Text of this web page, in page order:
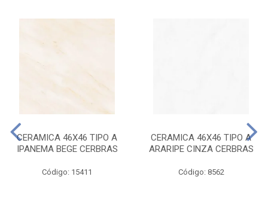
CERAMICA 46X46 TIPO A
IPANEMA BEGE CERBRAS
Código: 15411
CERAMICA 46X46 TIPO A
ARARIPE CINZA CERBRAS
Código: 8562